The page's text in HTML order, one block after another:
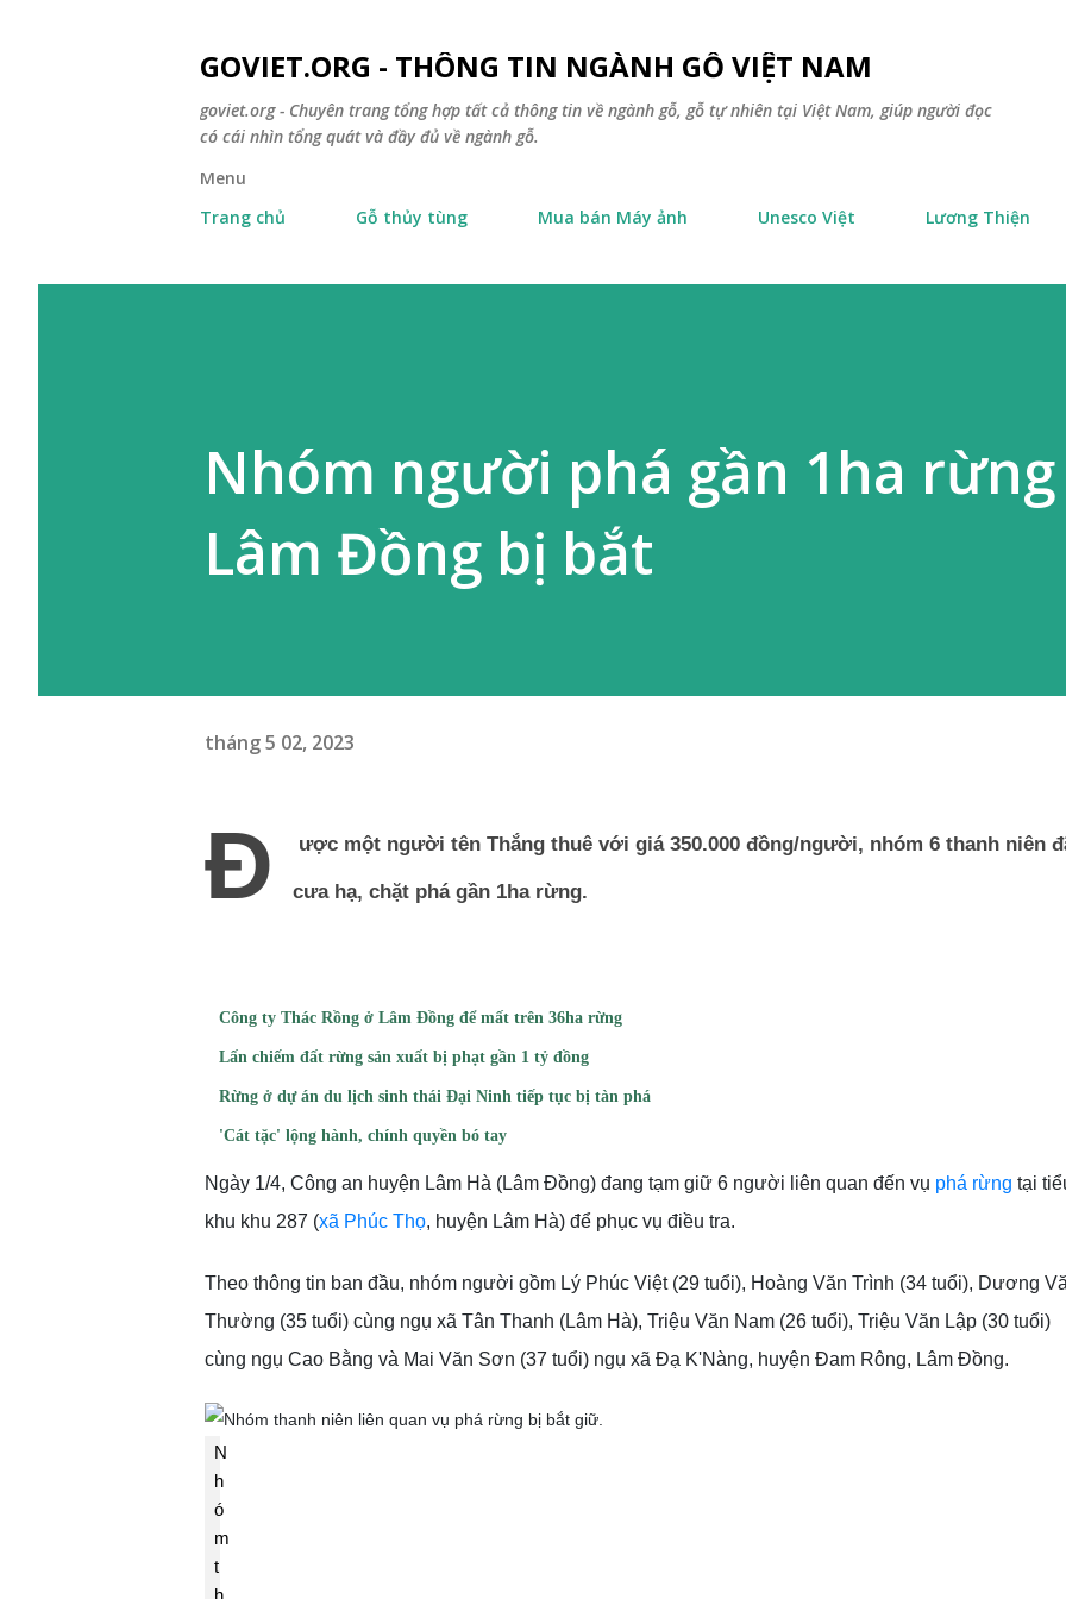
GOVIET.ORG - THÔNG TIN NGÀNH GỖ VIỆT NAM
goviet.org - Chuyên trang tổng hợp tất cả thông tin về ngành gỗ, gỗ tự nhiên tại Việt Nam, giúp người đọc
có cái nhìn tổng quát và đầy đủ về ngành gỗ.
Menu
Trang chủ
Gỗ thủy tùng Mua bán Máy ảnh Unesco Việt Lương Thiện
Nhóm người phá gần 1ha
Lâm Đồng bị bắt
tháng 5 02, 2023
Đ ược một người tên Thắng thuê với giá 350.000 đồng/người, nhóm 6 thanh niên
cưa hạ, chặt phá gần 1ha rừng.
Công ty Thác Rồng ở Lâm Đồng để mất trên 36ha rừng
Lấn chiếm đất rừng sản xuất bị phạt gần 1 tỷ đồng
Rừng ở dự án du lịch sinh thái Đại Ninh tiếp tục bị tàn phá
'Cát tặc' lộng hành, chính quyền bó tay
Ngày 1/4, Công an huyện Lâm Hà (Lâm Đồng) đang tạm giữ 6 người liên quan đến vụ phá rừng tại
khu khu 287 (xã Phúc Thọ, huyện Lâm Hà) để phục vụ điều tra.
Theo thông tin ban đầu, nhóm người gồm Lý Phúc Việt (29 tuổi), Hoàng Văn Trình (34 tuổi), Dương
Thường (35 tuổi) cùng ngụ xã Tân Thanh (Lâm Hà), Triệu Văn Nam (26 tuổi), Triệu Văn Lập (30 tuổi)
cùng ngụ Cao Bằng và Mai Văn Sơn (37 tuổi) ngụ xã Đạ K'Nàng, huyện Đam Rông, Lâm Đồng.
N
h
ó
m
t
h